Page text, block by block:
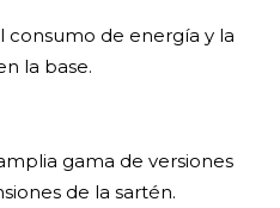
consumo de energía y la
la base.
gama de versiones
de la sartén.